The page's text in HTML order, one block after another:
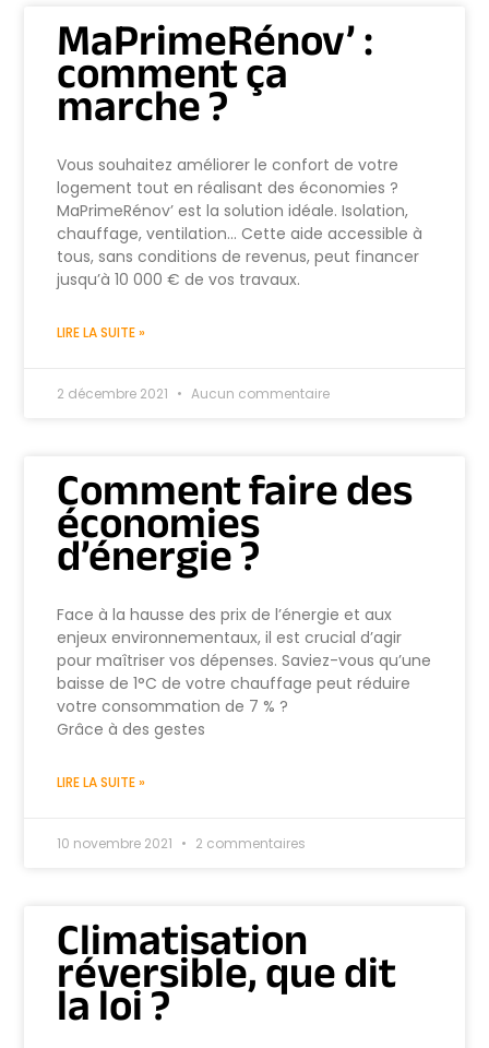
MaPrimeRénov’ :
comment ça
marche ?
Vous souhaitez améliorer le confort de votre
logement tout en réalisant des économies ?
MaPrimeRénov’ est la solution idéale. Isolation,
chauffage, ventilation… Cette aide accessible à
tous, sans conditions de revenus, peut financer
jusqu’à 10 000 € de vos travaux.
LIRE LA SUITE »
2 décembre 2021 Aucun commentaire
Comment faire des
économies
d’énergie ?
Face à la hausse des prix de l’énergie et aux
enjeux environnementaux, il est crucial d’agir
pour maîtriser vos dépenses. Saviez-vous qu’une
baisse de 1°C de votre chauffage peut réduire
votre consommation de 7 % ?
Grâce à des gestes
LIRE LA SUITE »
10 novembre 2021 2 commentaires
Climatisation
réversible, que dit
la loi ?